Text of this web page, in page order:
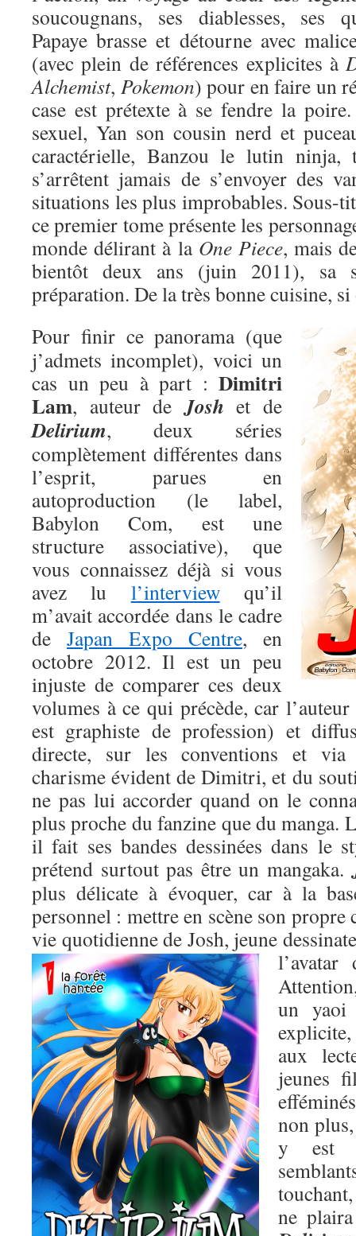
soucougnans, ses diablesses, ses
Papaye brasse et détourne avec
(avec plein de références explicites à
Alchemist, Pokemon) pour en faire un
case est prétexte à se fendre la
sexuel, Yan son cousin nerd et
caractérielle, Banzou le lutin ninja,
s’arrêtent jamais de s’envoyer des
situations les plus improbables. Sous-
ce premier tome présente les
monde délirant à la One Piece, mais
bientôt deux ans (juin 2011), sa
préparation. De la très bonne cuisine, si
Pour finir ce panorama (que
j’admets incomplet), voici un
cas un peu à part : Dimitri
Lam, auteur deJosh et de
Delirium, deux séries
complètement différentes dans
l’esprit, parues en
autoproduction (le label,
Babylon Com, est une
structure associative), que
vous connaissez déjà si vous
avez lu l’interviewqu’il
m’avait accordée dans le cadre
de Japan Expo Centre, en
octobre 2012. Il est un peu
injuste de comparer ces deux
volumes à ce qui précède, car
est graphiste de profession) et
directe, sur les conventions et
charisme évident de Dimitri, et du
ne pas lui accorder quand on le
plus proche du fanzine que du manga.
il fait ses bandes dessinées dans le
prétend surtout pas être un mangaka.
plus délicate à évoquer, car à la
personnel : mettre en scène son
vie quotidienne de Josh, jeune
un yaoi
explicite,
aux
jeunes
non
y est
ne